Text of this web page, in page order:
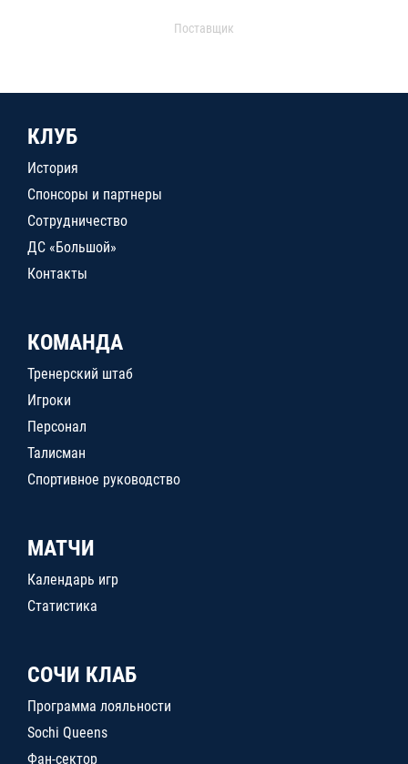
Поставщик
КЛУБ
История
Спонсоры и партнеры
Сотрудничество
ДС «Большой»
Контакты
КОМАНДА
Тренерский штаб
Игроки
Персонал
Талисман
Спортивное руководство
МАТЧИ
Календарь игр
Статистика
СОЧИ КЛАБ
Программа лояльности
Sochi Queens
Фан-сектор